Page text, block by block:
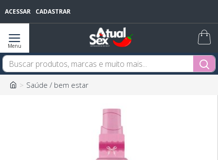
ACESSAR CADASTRAR
Saúde / bem estar